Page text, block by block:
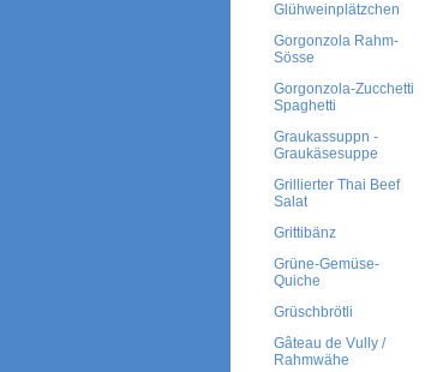
Glühweinplätzchen
Gorgonzola Rahm-
Sösse
Gorgonzola-Zucchetti
Spaghetti
Graukassuppn -
Graukäsesuppe
Grillierter Thai Beef
Salat
Grittibänz
Grüne-Gemüse-
Quiche
Grüschbrötli
Gâteau de Vully /
Rahmwähe